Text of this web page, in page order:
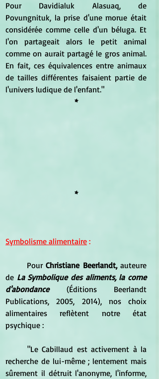
Pour Davidialuk Alasuaq, de
Povungnituk, la prise d'une morue était
considérée comme celle d'un béluga. Et
l'on partageait alors le petit animal
comme on aurait partagé le gros animal.
En fait, ces équivalences entre animaux
de tailles différentes faisaient partie de
l'univers ludique de l'enfant."
*
*
Symbolisme alimentaire :
	Pour
Christiane Beerlandt, auteure
de La Symbolique des aliments, la corne
d'abondance (Éditions Beerlandt
Publications, 2005, 2014), nos choix
alimentaires reflètent notre état
psychique :
recherche de lui-même ; lentement mais
sûrement il détruit l'anonyme, l'informe,